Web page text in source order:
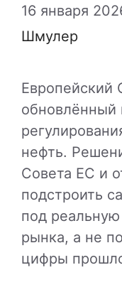
16 января
Шмулер
Европейский
обновлённый
нефть.
Совета ЕС и
подстроить
под
рынка, а не
цифры